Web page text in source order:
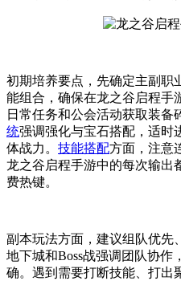
初期培养要点，先确定主副职
能组合，确保在龙之谷启程手
日常任务和公会活动获取装备
统强调强化与宝石搭配，适时
体战力。 技能搭配方面，注意
龙之谷启程手游中的每次输出
费热键。
副本玩法方面，建议组队优先
地下城和Boss战强调团队协作
确。遇到需要打断技能、打出